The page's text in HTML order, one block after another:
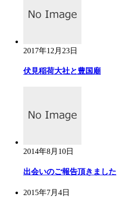
2017年12月23日
伏見稲荷大社と豊国廟
2014年8月10日
出会いのご報告頂きました
2015年7月4日